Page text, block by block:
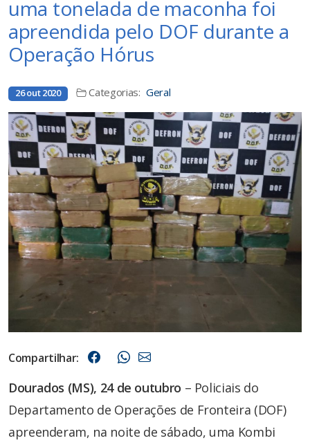
uma tonelada de maconha foi
apreendida pelo DOF durante a
Operação Hórus
26 out 2020 Categorias: Geral
Compartilhar:
Dourados (MS), 24 de outubro – Policiais do
Departamento de Operações de Fronteira (DOF)
apreenderam, na noite de sábado, uma Kombi